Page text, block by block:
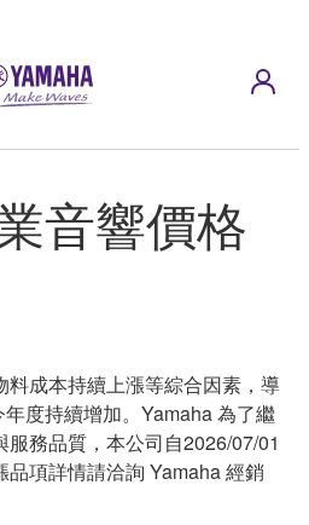
音響價格
料成本持續上漲等綜合因素，導
度持續增加。Yamaha 為了繼
務品質，本公司自2026/07/01
項詳情請洽詢 Yamaha 經銷